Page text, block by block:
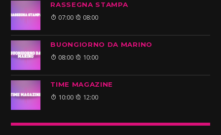
RASSEGNA STAMPA
07:00 08:00
BUONGIORNO DA MARINO
08:00 10:00
TIME MAGAZINE
10:00 12:00